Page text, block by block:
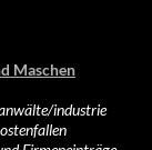
Maschen
industrie